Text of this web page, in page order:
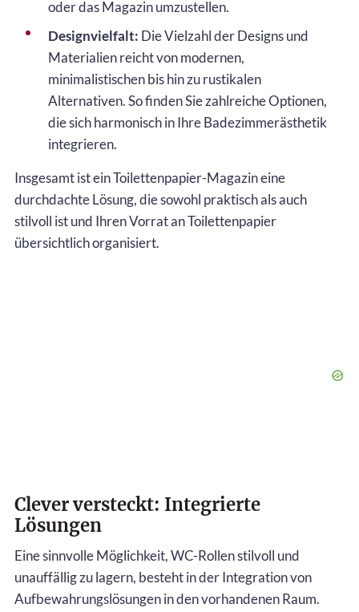
oder das Magazin umzustellen.
Designvielfalt: Die Vielzahl der Designs und
Materialien reicht von modernen,
minimalistischen bis hin zu rustikalen
Alternativen. So finden Sie zahlreiche Optionen,
die sich harmonisch in Ihre Badezimmerästhetik
integrieren.
Insgesamt ist ein Toilettenpapier-Magazin eine
durchdachte Lösung, die sowohl praktisch als auch
stilvoll ist und Ihren Vorrat an Toilettenpapier
übersichtlich organisiert.
Clever versteckt: Integrierte
Lösungen
Eine sinnvolle Möglichkeit, WC-Rollen stilvoll und
unauffällig zu lagern, besteht in der Integration von
Aufbewahrungslösungen in den vorhandenen Raum.